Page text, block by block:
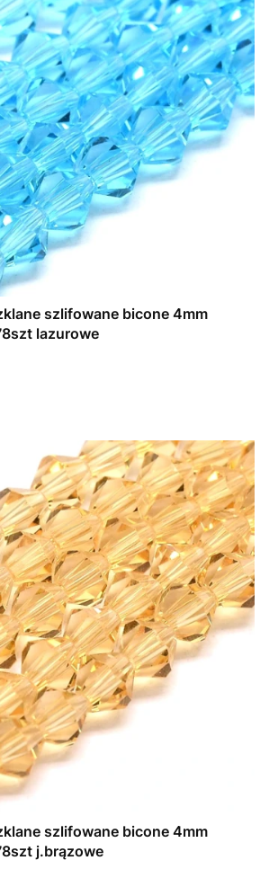
szlifowane bicone 4mm
lazurowe
szlifowane bicone 4mm
j.brązowe